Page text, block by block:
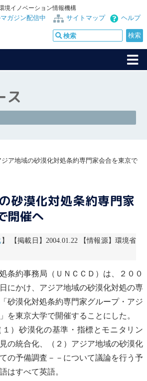
境イノベーション情報機構
ヘルプ
サイトマップ
マガジン配信中
ス
ジア地域の砂漠化対処条約専門家会合を東京で
砂漠化対処条約専門家
開催へ
】 【掲載日】2004.01.22 【情報源】環境省
条約事務局（ＵＮＣＣＤ）は、２００
にかけ、アジア地域の砂漠化対処の専
砂漠化対処条約専門家グループ・アジ
を東京大学で開催することにした。
）砂漠化の基準・指標と モニタリン
の統合化、（２）アジア地域の砂漠化
の予備調査－－について議論を行う予
はすべて英語。